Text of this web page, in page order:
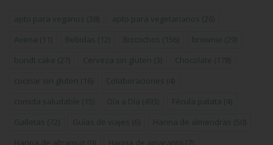
apto para veganos (38) apto para vegetarianos (26)
Avena (11) Bebidas (12) Bizcochos (156) brownie (29)
bundt cake (27) Cerveza sin gluten (3) Chocolate (178)
cocinar sin gluten (16) Colaboraciones (4)
comida saludable (15) Día a Día (493) Fécula patata (4)
Galletas (72) Guías de viajes (6) Harina de almendras (50)
Harina de altramuz (9) Harina de amaranto (7)